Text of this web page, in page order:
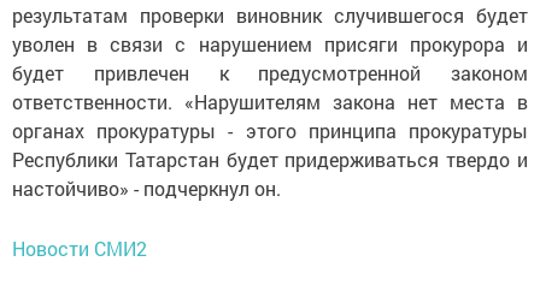
результатам проверки виновник случившегося будет
уволен в связи с нарушением присяги прокурора и
будет привлечен к предусмотренной законом
ответственности. «Нарушителям закона нет места в
органах прокуратуры - этого принципа прокуратуры
Республики Татарстан будет придерживаться твердо и
настойчиво» - подчеркнул он.
Новости СМИ2